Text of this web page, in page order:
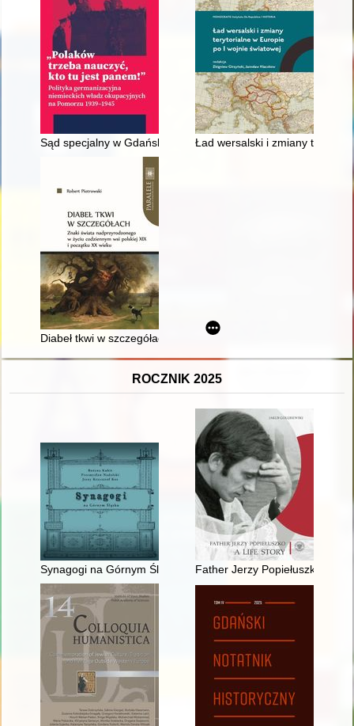
Sąd specjalny w Gdańsku (Sondergericht Danzig) i jego
Ład wersalski i zmiany
Diabeł tkwi w szczegółach : znaki świata nadprzyrodzonego
ROCZNIK 2025
Synagogi na Górnym Śląsku Father Jerzy Popiełuszko : a